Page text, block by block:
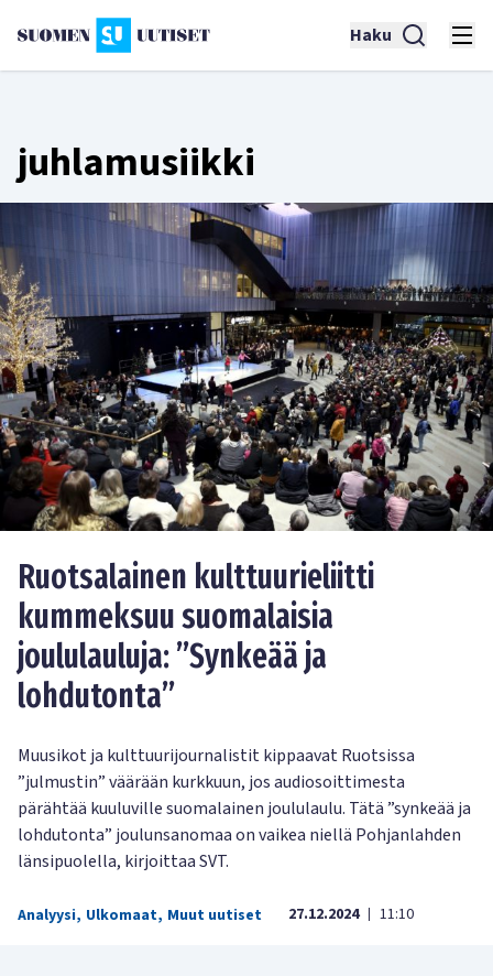
Haku
juhlamusiikki
Ruotsalainen kulttuurieliitti
kummeksuu suomalaisia
joululauluja: ”Synkeää ja
lohdutonta”
Muusikot ja kulttuurijournalistit kippaavat Ruotsissa
”julmustin” väärään kurkkuun, jos audiosoittimesta
pärähtää kuuluville suomalainen joululaulu. Tätä ”synkeää ja
lohdutonta” joulunsanomaa on vaikea niellä Pohjanlahden
länsipuolella, kirjoittaa SVT.
Analyysi, Ulkomaat, Muut uutiset 27.12.2024 | 11:10